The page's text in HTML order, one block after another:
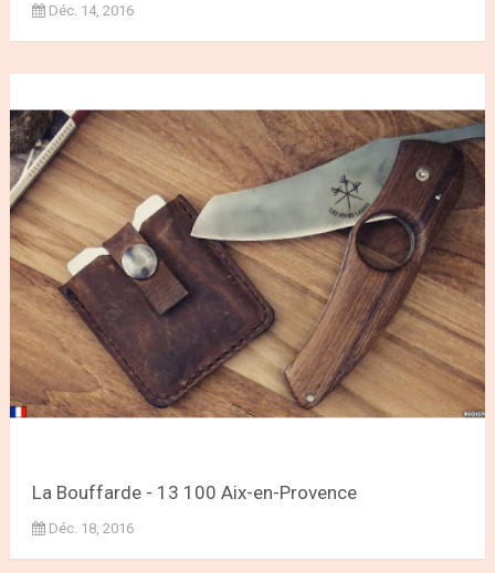
Déc. 14, 2016
La Bouffarde - 13 100 Aix-en-Provence
Déc. 18, 2016